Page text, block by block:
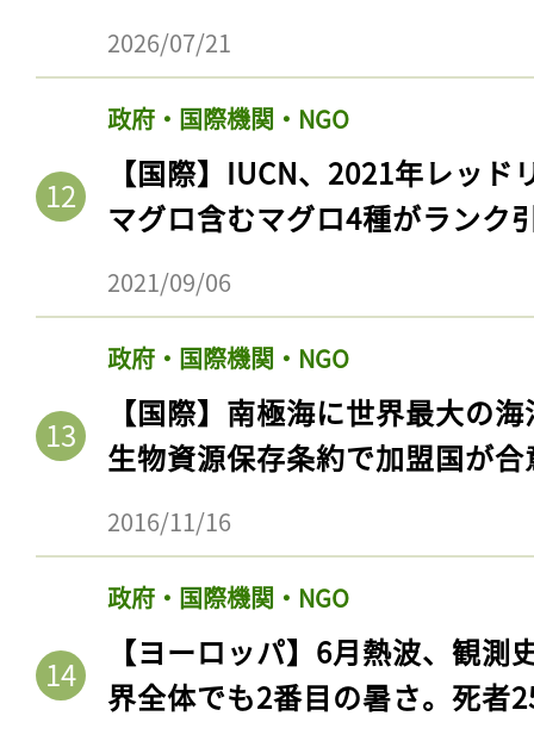
2026/07/21
政府・国際機関・NGO
【国際】IUCN、2021年レッ
マグロ含むマグロ4種がランク
2021/09/06
政府・国際機関・NGO
【国際】南極海に世界最大の
生物資源保存条約で加盟国が合
2016/11/16
政府・国際機関・NGO
【ヨーロッパ】6月熱波、観
界全体でも2番目の暑さ。死者